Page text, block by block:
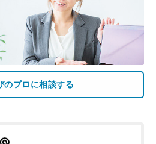
のプロに相談する